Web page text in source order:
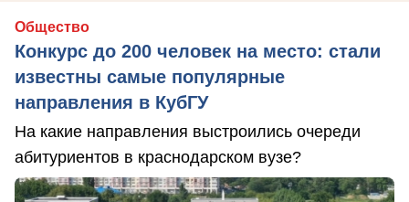
Общество
Конкурс до 200 человек на место: стали
известны самые популярные
направления в КубГУ
На какие направления выстроились очереди
абитуриентов в краснодарском вузе?